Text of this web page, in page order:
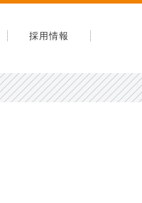
採用情報